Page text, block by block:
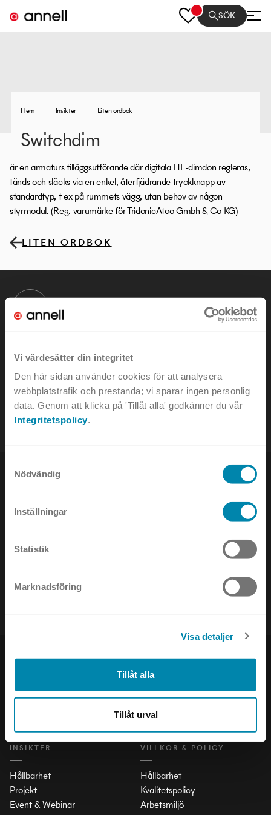
Vi värdesätter din integritet
Den här sidan använder cookies för att analysera
webbplatstrafik och prestanda; vi sparar ingen personlig
data. Genom att klicka på 'Tillåt alla' godkänner du vår
Integritetspolicy.
Nödvändig
Inställningar
Statistik
Marknadsföring
Visa detaljer
Tillåt alla
Tillåt urval
SÖK
Hem | Insikter | Liten ordbok
Switchdim
är en armaturs tilläggsutförande där digitala HF-dimdon regleras,
tänds och släcks via en enkel, återfjädrande tryckknapp av
standardtyp, t ex på rummets vägg, utan behov av någon
styrmodul. (Reg. varumärke för TridonicAtco Gmbh & Co KG)
LITEN ORDBOK
e-mail: info@annell.se
tel:08-442 90 00
PRODUKTER
Utomhus
INSIKTER
Hållbarhet
Projekt
Event & Webinar
SOCIAL
Facebook
Instagram
VILLKOR & POLICY
Hållbarhet
Kvalitetspolicy
Arbetsmiljö